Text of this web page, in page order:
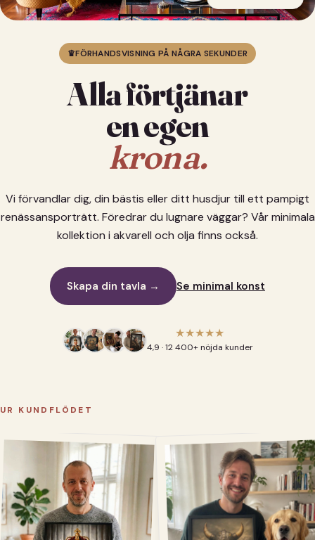
♛FÖRHANDSVISNING PÅ NÅGRA SEKUNDER
Alla förtjänar
en egen
krona.
Vi förvandlar dig, din bästis eller ditt husdjur till ett pampigt
renässansporträtt. Föredrar du lugnare väggar? Vår minimala
kollektion i akvarell och olja finns också.
Skapa din tavla → Se minimal konst
★★★★★
4,9 · 12 400+ nöjda kunder
UR KUNDFLÖDET